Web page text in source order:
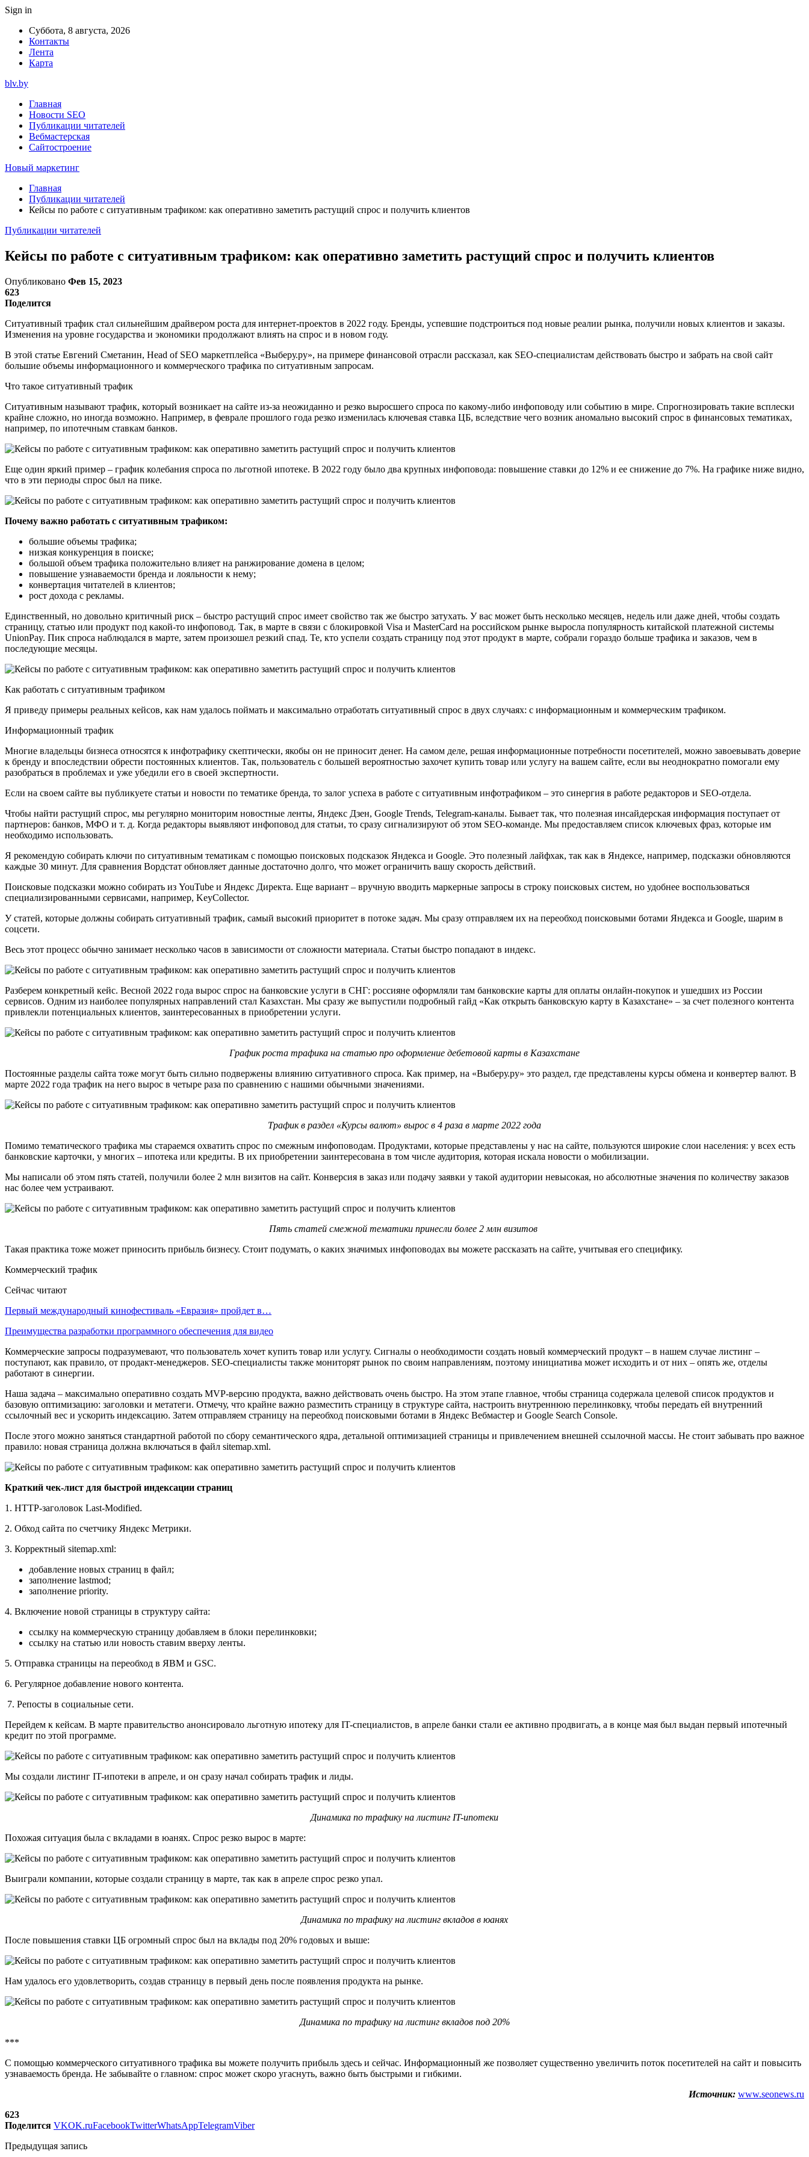
Sign in
Суббота, 8 августа, 2026
Контакты
Лента
Карта
blv.by
Главная
Новости SEO
Публикации читателей
Вебмастерская
Сайтостроение
Новый маркетинг
Главная
Публикации читателей
Кейсы по работе с ситуативным трафиком: как оперативно заметить растущий спрос и получить клиентов
Публикации читателей
Кейсы по работе с ситуативным трафиком: как оперативно заметить растущий спрос и получить клиентов
Опубликовано Фев 15, 2023
623
Поделится
Ситуативный трафик стал сильнейшим драйвером роста для интернет-проектов в 2022 году. Бренды, успевшие подстроиться под новые реалии рынка, получили новых клиентов и заказы.
Изменения на уровне государства и экономики продолжают влиять на спрос и в новом году.
В этой статье Евгений Сметанин, Head of SEO маркетплейса «Выберу.ру», на примере финансовой отрасли рассказал, как SEO-специалистам действовать быстро и забрать на свой сайт
большие объемы информационного и коммерческого трафика по ситуативным запросам.
Что такое ситуативный трафик
Ситуативным называют трафик, который возникает на сайте из-за неожиданно и резко выросшего спроса по какому-либо инфоповоду или событию в мире. Спрогнозировать такие всплески
крайне сложно, но иногда возможно. Например, в феврале прошлого года резко изменилась ключевая ставка ЦБ, вследствие чего возник аномально высокий спрос в финансовых тематиках,
например, по ипотечным ставкам банков.
Еще один яркий пример – график колебания спроса по льготной ипотеке. В 2022 году было два крупных инфоповода: повышение ставки до 12% и ее снижение до 7%. На графике ниже видно,
что в эти периоды спрос был на пике.
Почему важно работать с ситуативным трафиком:
большие объемы трафика;
низкая конкуренция в поиске;
большой объем трафика положительно влияет на ранжирование домена в целом;
повышение узнаваемости бренда и лояльности к нему;
конвертация читателей в клиентов;
рост дохода с рекламы.
Единственный, но довольно критичный риск – быстро растущий спрос имеет свойство так же быстро затухать. У вас может быть несколько месяцев, недель или даже дней, чтобы создать
страницу, статью или продукт под какой-то инфоповод. Так, в марте в связи с блокировкой Visa и MasterCard на российском рынке выросла популярность китайской платежной системы
UnionPay. Пик спроса наблюдался в марте, затем произошел резкий спад. Те, кто успели создать страницу под этот продукт в марте, собрали гораздо больше трафика и заказов, чем в
последующие месяцы.
Как работать с ситуативным трафиком
Я приведу примеры реальных кейсов, как нам удалось поймать и максимально отработать ситуативный спрос в двух случаях: с информационным и коммерческим трафиком.
Информационный трафик
Многие владельцы бизнеса относятся к инфотрафику скептически, якобы он не приносит денег. На самом деле, решая информационные потребности посетителей, можно завоевывать доверие
к бренду и впоследствии обрести постоянных клиентов. Так, пользователь с большей вероятностью захочет купить товар или услугу на вашем сайте, если вы неоднократно помогали ему
разобраться в проблемах и уже убедили его в своей экспертности.
Если на своем сайте вы публикуете статьи и новости по тематике бренда, то залог успеха в работе с ситуативным инфотрафиком – это синергия в работе редакторов и SEO-отдела.
Чтобы найти растущий спрос, мы регулярно мониторим новостные ленты, Яндекс Дзен, Google Trends, Telegram-каналы. Бывает так, что полезная инсайдерская информация поступает от
партнеров: банков, МФО и т. д. Когда редакторы выявляют инфоповод для статьи, то сразу сигнализируют об этом SEO-команде. Мы предоставляем список ключевых фраз, которые им
необходимо использовать.
Я рекомендую собирать ключи по ситуативным тематикам с помощью поисковых подсказок Яндекса и Google. Это полезный лайфхак, так как в Яндексе, например, подсказки обновляются
каждые 30 минут. Для сравнения Вордстат обновляет данные достаточно долго, что может ограничить вашу скорость действий.
Поисковые подсказки можно собирать из YouTube и Яндекс Директа. Еще вариант – вручную вводить маркерные запросы в строку поисковых систем, но удобнее воспользоваться
специализированными сервисами, например, KeyCollector.
У статей, которые должны собирать ситуативный трафик, самый высокий приоритет в потоке задач. Мы сразу отправляем их на переобход поисковыми ботами Яндекса и Google, шарим в
соцсети.
Весь этот процесс обычно занимает несколько часов в зависимости от сложности материала. Статьи быстро попадают в индекс.
Разберем конкретный кейс. Весной 2022 года вырос спрос на банковские услуги в СНГ: россияне оформляли там банковские карты для оплаты онлайн-покупок и ушедших из России
сервисов. Одним из наиболее популярных направлений стал Казахстан. Мы сразу же выпустили подробный гайд «Как открыть банковскую карту в Казахстане» – за счет полезного контента
привлекли потенциальных клиентов, заинтересованных в приобретении услуги.
График роста трафика на статью про оформление дебетовой карты в Казахстане
Постоянные разделы сайта тоже могут быть сильно подвержены влиянию ситуативного спроса. Как пример, на «Выберу.ру» это раздел, где представлены курсы обмена и конвертер валют. В
марте 2022 года трафик на него вырос в четыре раза по сравнению с нашими обычными значениями.
Трафик в раздел «Курсы валют» вырос в 4 раза в марте 2022 года
Помимо тематического трафика мы стараемся охватить спрос по смежным инфоповодам. Продуктами, которые представлены у нас на сайте, пользуются широкие слои населения: у всех есть
банковские карточки, у многих – ипотека или кредиты. В их приобретении заинтересована в том числе аудитория, которая искала новости о мобилизации.
Мы написали об этом пять статей, получили более 2 млн визитов на сайт. Конверсия в заказ или подачу заявки у такой аудитории невысокая, но абсолютные значения по количеству заказов
нас более чем устраивают.
Пять статей смежной тематики принесли более 2 млн визитов
Такая практика тоже может приносить прибыль бизнесу. Стоит подумать, о каких значимых инфоповодах вы можете рассказать на сайте, учитывая его специфику.
Коммерческий трафик
Сейчас читают
Первый международный кинофестиваль «Евразия» пройдет в…
Преимущества разработки программного обеспечения для видео
Коммерческие запросы подразумевают, что пользователь хочет купить товар или услугу. Сигналы о необходимости создать новый коммерческий продукт – в нашем случае листинг –
поступают, как правило, от продакт-менеджеров. SEO-специалисты также мониторят рынок по своим направлениям, поэтому инициатива может исходить и от них – опять же, отделы
работают в синергии.
Наша задача – максимально оперативно создать MVP-версию продукта, важно действовать очень быстро. На этом этапе главное, чтобы страница содержала целевой список продуктов и
базовую оптимизацию: заголовки и метатеги. Отмечу, что крайне важно разместить страницу в структуре сайта, настроить внутреннюю перелинковку, чтобы передать ей внутренний
ссылочный вес и ускорить индексацию. Затем отправляем страницу на переобход поисковыми ботами в Яндекс Вебмастер и Google Search Console.
После этого можно заняться стандартной работой по сбору семантического ядра, детальной оптимизацией страницы и привлечением внешней ссылочной массы. Не стоит забывать про важное
правило: новая страница должна включаться в файл sitemap.xml.
Краткий чек-лист для быстрой индексации страниц
1. HTTP-заголовок Last-Modified.
2. Обход сайта по счетчику Яндекс Метрики.
3. Корректный sitemap.xml:
добавление новых страниц в файл;
заполнение lastmod;
заполнение priority.
4. Включение новой страницы в структуру сайта:
ссылку на коммерческую страницу добавляем в блоки перелинковки;
ссылку на статью или новость ставим вверху ленты.
5. Отправка страницы на переобход в ЯВМ и GSC.
6. Регулярное добавление нового контента.
​ 7. Репосты в социальные сети.​
Перейдем к кейсам. В марте правительство анонсировало льготную ипотеку для IT-специалистов, в апреле банки стали ее активно продвигать, а в конце мая был выдан первый ипотечный
кредит по этой программе.
Мы создали листинг IT-ипотеки в апреле, и он сразу начал собирать трафик и лиды.
Динамика по трафику на листинг IT-ипотеки
Похожая ситуация была с вкладами в юанях. Спрос резко вырос в марте:
Выиграли компании, которые создали страницу в марте, так как в апреле спрос резко упал.
Динамика по трафику на листинг вкладов в юанях
После повышения ставки ЦБ огромный спрос был на вклады под 20% годовых и выше:
Нам удалось его удовлетворить, создав страницу в первый день после появления продукта на рынке.
Динамика по трафику на листинг вкладов под 20%
***
С помощью коммерческого ситуативного трафика вы можете получить прибыль здесь и сейчас. Информационный же позволяет существенно увеличить поток посетителей на сайт и повысить
узнаваемость бренда. Не забывайте о главном: спрос может скоро угаснуть, важно быть быстрыми и гибкими.
Источник: www.seonews.ru
623
Поделится VKOK.ruFacebookTwitterWhatsAppTelegramViber
Предыдущая запись